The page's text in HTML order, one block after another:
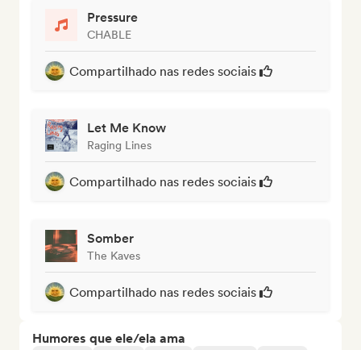
Pressure
CHABLE
Compartilhado nas redes sociais
Let Me Know
Raging Lines
Compartilhado nas redes sociais
Somber
The Kaves
Compartilhado nas redes sociais
Humores que ele/ela ama